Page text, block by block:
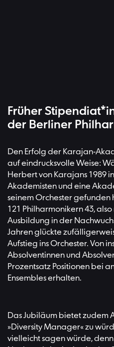
Früher
der Berliner
Den Erfolg der Karajan-
auf eindrucksvolle Weise:
Herbert von Karajans 1989
Akademisten und eine
seinem Orchester gefunden
121 Philharmonikern 43,
Ausbildung in der
Jahren glückte
Aufstieg ins Orchester. Von
Absolventinnen und
Prozentsatz Positionen bei
Ensembles erhalten.
Das Jubiläum bietet zudem
»Diversity Manager« zu
vielleicht sagen würde,